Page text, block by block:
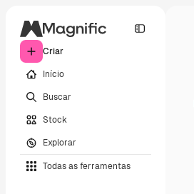
Criar
Início
Buscar
Stock
Explorar
Todas as ferramentas